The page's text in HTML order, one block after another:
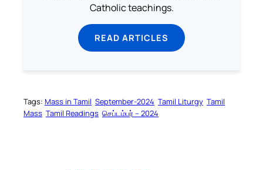
Catholic teachings.
READ ARTICLES
Tags: Mass in Tamil September-2024 Tamil Liturgy Tamil
Mass Tamil Readings செப்டம்பர் – 2024